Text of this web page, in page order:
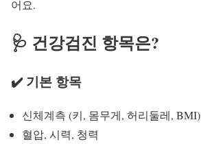
어요.
🩺 건강검진 항목은?
✔️ 기본 항목
신체계측 (키, 몸무게, 허리둘레, BMI)
혈압, 시력, 청력